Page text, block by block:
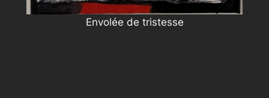
Envolée de tristesse